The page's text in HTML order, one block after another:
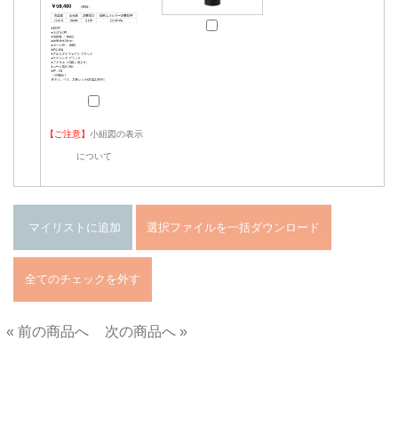
【ご注意】 小組図の表示
について
« 前の商品へ
次の商品へ »